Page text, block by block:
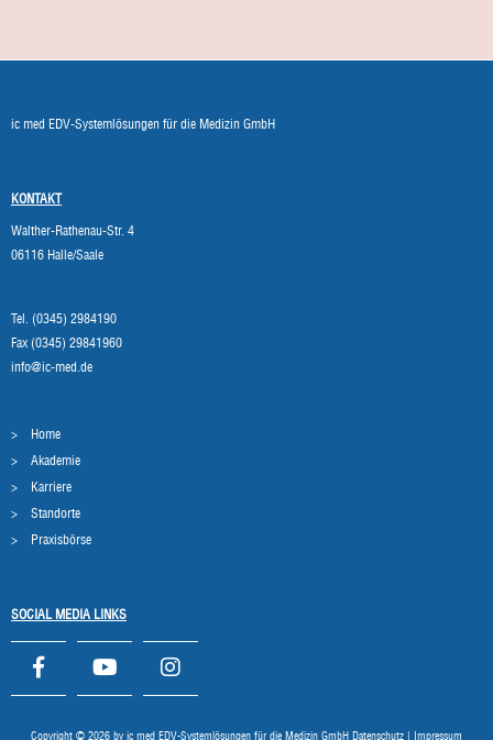
ic med EDV-Systemlösungen für die Medizin GmbH
KONTAKT
Walther-Rathenau-Str. 4
06116 Halle/Saale
Tel. (0345) 2984190
Fax (0345) 29841960
info@ic-med.de
Home
Akademie
Karriere
Standorte
Praxisbörse
SOCIAL MEDIA LINKS
Copyright © 2026 by ic med EDV-Systemlösungen für die Medizin GmbH Datenschutz Impressum